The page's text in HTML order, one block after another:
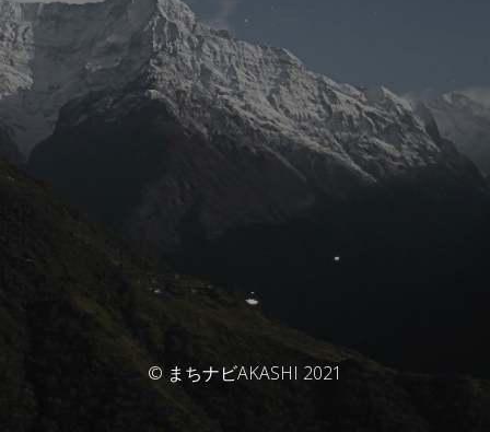
© まちナビAKASHI 2021